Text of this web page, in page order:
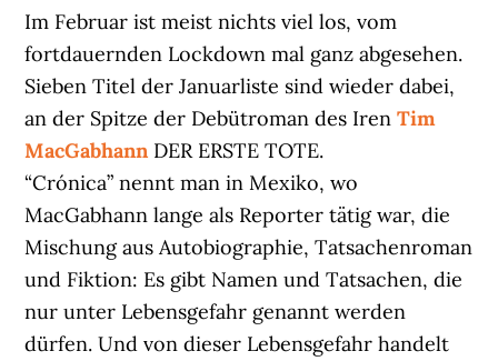
Im Februar ist meist nichts viel los, vom
fortdauernden Lockdown mal ganz abgesehen.
Sieben Titel der Januarliste sind wieder dabei,
an der Spitze der Debütroman des IrenTim
MacGabhannDER ERSTE TOTE.
“Crónica” nennt man in Mexiko, wo
MacGabhann lange als Reporter tätig war, die
Mischung aus Autobiographie, Tatsachenroman
und Fiktion: Es gibt Namen und Tatsachen, die
nur unter Lebensgefahr genannt werden
dürfen. Und von dieser Lebensgefahr handelt